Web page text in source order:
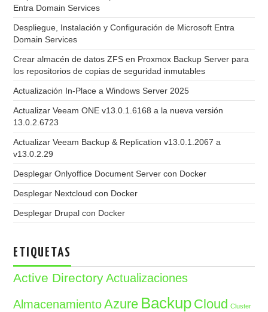
Entra Domain Services
Despliegue, Instalación y Configuración de Microsoft Entra
Domain Services
Crear almacén de datos ZFS en Proxmox Backup Server para
los repositorios de copias de seguridad inmutables
Actualización In-Place a Windows Server 2025
Actualizar Veeam ONE v13.0.1.6168 a la nueva versión
13.0.2.6723
Actualizar Veeam Backup & Replication v13.0.1.2067 a
v13.0.2.29
Desplegar Onlyoffice Document Server con Docker
Desplegar Nextcloud con Docker
Desplegar Drupal con Docker
ETIQUETAS
Active Directory Actualizaciones
Almacenamiento Azure Backup Cloud Cluster